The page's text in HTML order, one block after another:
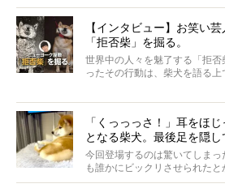
語でした。
※文章はご本人の了承を得て編集して
※画像はすべてイメージです
※この記事は個人の感想であり、効果
そんな噂を聞きつけ、今回は
きました！
【インタビュー】お笑い
「拒否柴」を掘る。
世界中の人々を魅了する「拒否
ったその行動は、柴犬を語る
否柴がここまで話題になるの
がるのでしょうか。
最近版画製作を始めた、お笑い
屋敷裕政さんに、拒否柴を掘
タビューと合わせてご覧くださ
「くっっっさ！」耳をほ
となる柴犬。最後足を隠し
今回登場するのは驚いてしま
も誰かにビックリさせられた
起きたとか、そういうことが